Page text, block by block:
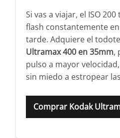
Si vas a viajar, el ISO
flash constantemente
tarde. Adquiere el
Ultramax 400 en 35mm,
pulso a mayor
sin miedo a estropear
Comprar Kodak